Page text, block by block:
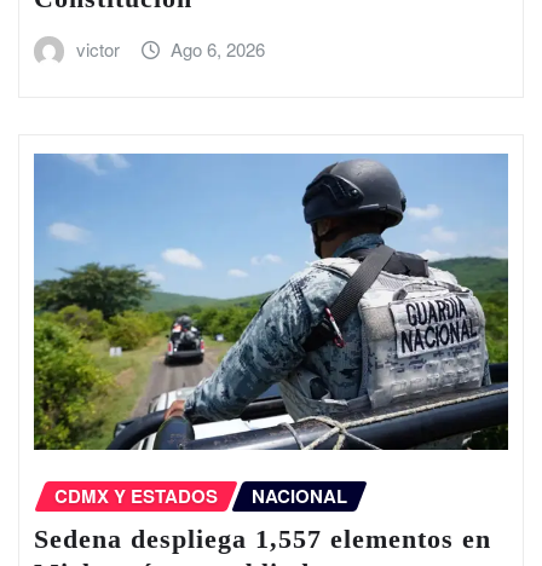
victor Ago 6, 2026
CDMX Y ESTADOS NACIONAL
Sedena despliega 1,557 elementos en